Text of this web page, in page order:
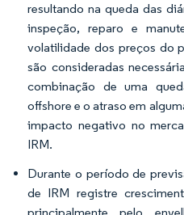
resultando na queda das
inspeção, reparo e
volatilidade dos preços do
são consideradas
combinação de uma
offshore e o atraso em
impacto negativo no
IRM.
Durante o período de
de IRM registre